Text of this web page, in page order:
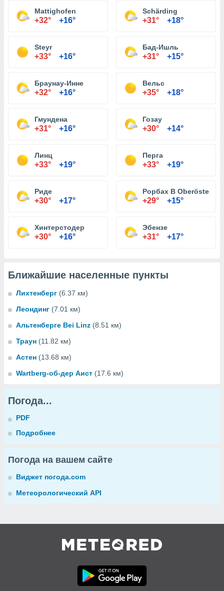
Mattighofen
+32° +16°
Schärding
+31° +18°
Steyr
+33° +16°
Бад-Ишль
+31° +15°
Браунау-Инне
+32° +16°
Вельс
+35° +18°
Гмундена
+31° +16°
Гозау
+30° +14°
Линц
+33° +19°
Перга
+33° +19°
Риде
+30° +17°
Рорбах В
+29° +15°
Хинтерстодер
+30° +16°
Эбензе
+31° +17°
Ближайшие населенные пункты
Лихтенберг (6.37 км)
Леондинг (7.01 км)
Альтенберге Bei Linz (8.51 км)
Траун (11.82 км)
Астен (13.68 км)
Wartberg-об-дер Аист (17.6 км)
Погода...
PDF
Подробнее
Погода на вашем сайте
Виджет погода.com
Метеорологический API